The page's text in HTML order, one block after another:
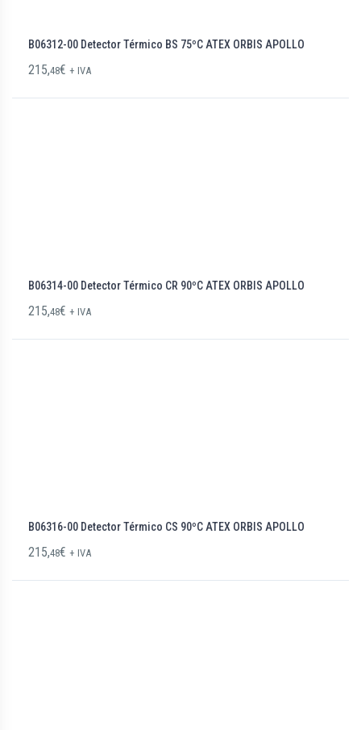
B06312-00 Detector Térmico BS 75ºC ATEX ORBIS APOLLO
215,48€ + IVA
B06314-00 Detector Térmico CR 90ºC ATEX ORBIS APOLLO
215,48€ + IVA
B06316-00 Detector Térmico CS 90ºC ATEX ORBIS APOLLO
215,48€ + IVA